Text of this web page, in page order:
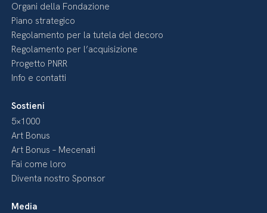
Organi della Fondazione
Piano strategico
Regolamento per la tutela del decoro
Regolamento per l’acquisizione
Progetto PNRR
Info e contatti
Sostieni
5×1000
Art Bonus
Art Bonus – Mecenati
Fai come loro
Diventa nostro Sponsor
Media